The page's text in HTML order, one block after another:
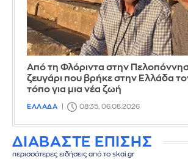
Από τη Φλόριντα στην
ζευγάρι που βρήκε στην Ελλάδα
τόπο για μια νέα ζωή
ΕΛΛΑΔΑ 08:35, 06.08.2026
ΔΙΑΒΑΣΤΕ ΕΠΙΣΗΣ
περισσότερες ειδήσεις από το skai.gr